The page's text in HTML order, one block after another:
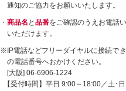
通知のご協力をお願いいたします。
・ 商品名 と 品番をご確認のうえお電話
いただけます。
※IP電話などフリーダイヤルに接続で
の電話番号へおかけください。
[大阪] 06-6906-1224
【受付時間】平日 9:00～18:00／土･